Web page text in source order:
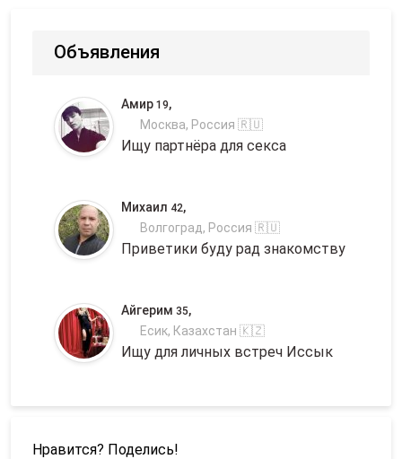
Объявления
Амир 19,
Москва, Россия 🇷🇺
Ищу партнёра для секса
Михаил 42,
Волгоград, Россия 🇷🇺
Приветики буду рад знакомству
Айгерим 35,
Есик, Казахстан 🇰🇿
Ищу для личных встреч Иссык
Нравится? Поделись!